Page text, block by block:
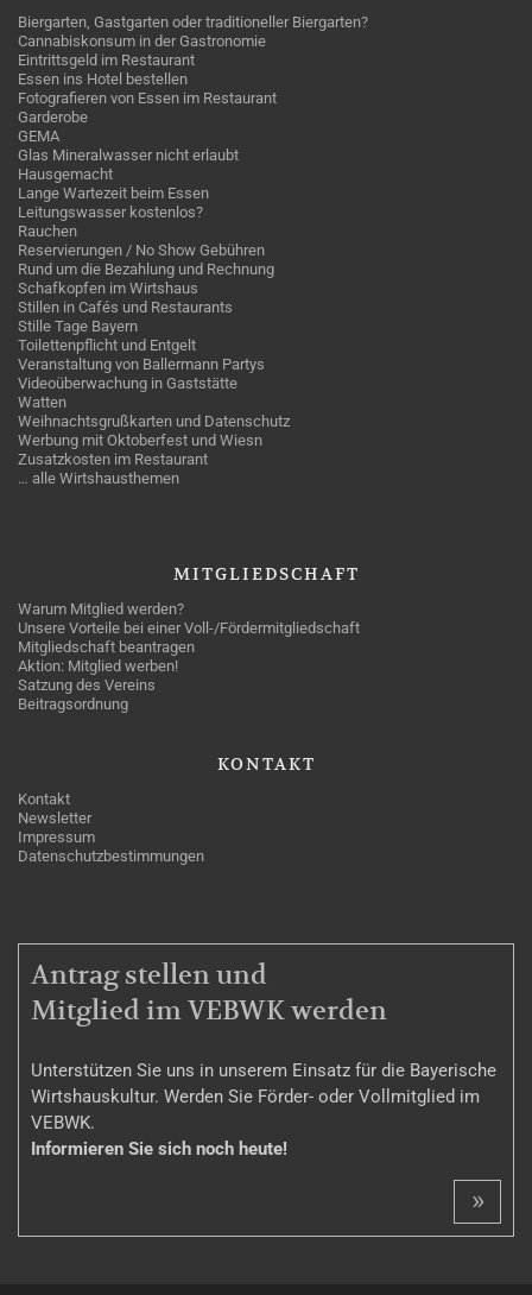
Biergarten, Gastgarten oder traditioneller Biergarten?
Cannabiskonsum in der Gastronomie
Eintrittsgeld im Restaurant
Essen ins Hotel bestellen
Fotografieren von Essen im Restaurant
Garderobe
GEMA
Glas Mineralwasser nicht erlaubt
Hausgemacht
Lange Wartezeit beim Essen
Leitungswasser kostenlos?
Rauchen
Reservierungen / No Show Gebühren
Rund um die Bezahlung und Rechnung
Schafkopfen im Wirtshaus
Stillen in Cafés und Restaurants
Stille Tage Bayern
Toilettenpflicht und Entgelt
Veranstaltung von Ballermann Partys
Videoüberwachung in Gaststätte
Watten
Weihnachtsgrußkarten und Datenschutz
Werbung mit Oktoberfest und Wiesn
Zusatzkosten im Restaurant
… alle Wirtshausthemen
MITGLIEDSCHAFT
Warum Mitglied werden?
Unsere Vorteile bei einer Voll-/Fördermitgliedschaft
Mitgliedschaft beantragen
Aktion: Mitglied werben!
Satzung des Vereins
Beitragsordnung
KONTAKT
Kontakt
Newsletter
Impressum
Datenschutzbestimmungen
MITGLIEDSCHAFT
Antrag stellen und
Mitglied im VEBWK werden
Unterstützen Sie uns in unserem Einsatz für die Bayerische
Wirtshauskultur. Werden Sie Förder- oder Vollmitglied im
VEBWK.
Informieren Sie sich noch heute!
»